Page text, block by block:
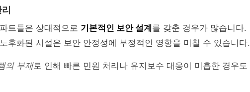
트들은 상대적으로 기본적인 보안 설계 를 갖춘 경우가 많습니다.
후화된 시설은 보안 안정성에 부정적인 영향을 미칠 수 있습니다.
의 부재로 인해 빠른 민원 처리나 유지보수 대응이 미흡한 경우도